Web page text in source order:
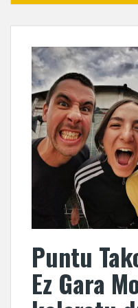
Puntu
Ez Gara